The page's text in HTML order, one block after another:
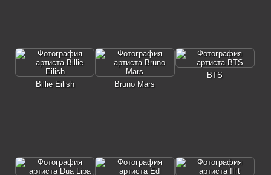
Billie Eilish Bruno Mars
BTS